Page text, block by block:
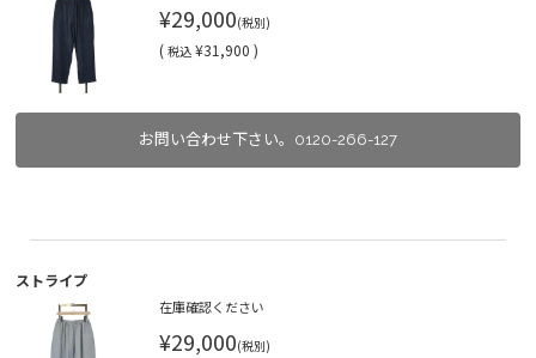
¥29,000(税別)
( 税込 ¥31,900 )
お問い合わせ下さい。0120-266-127
ストライプ
在庫確認ください
¥29,000(税別)